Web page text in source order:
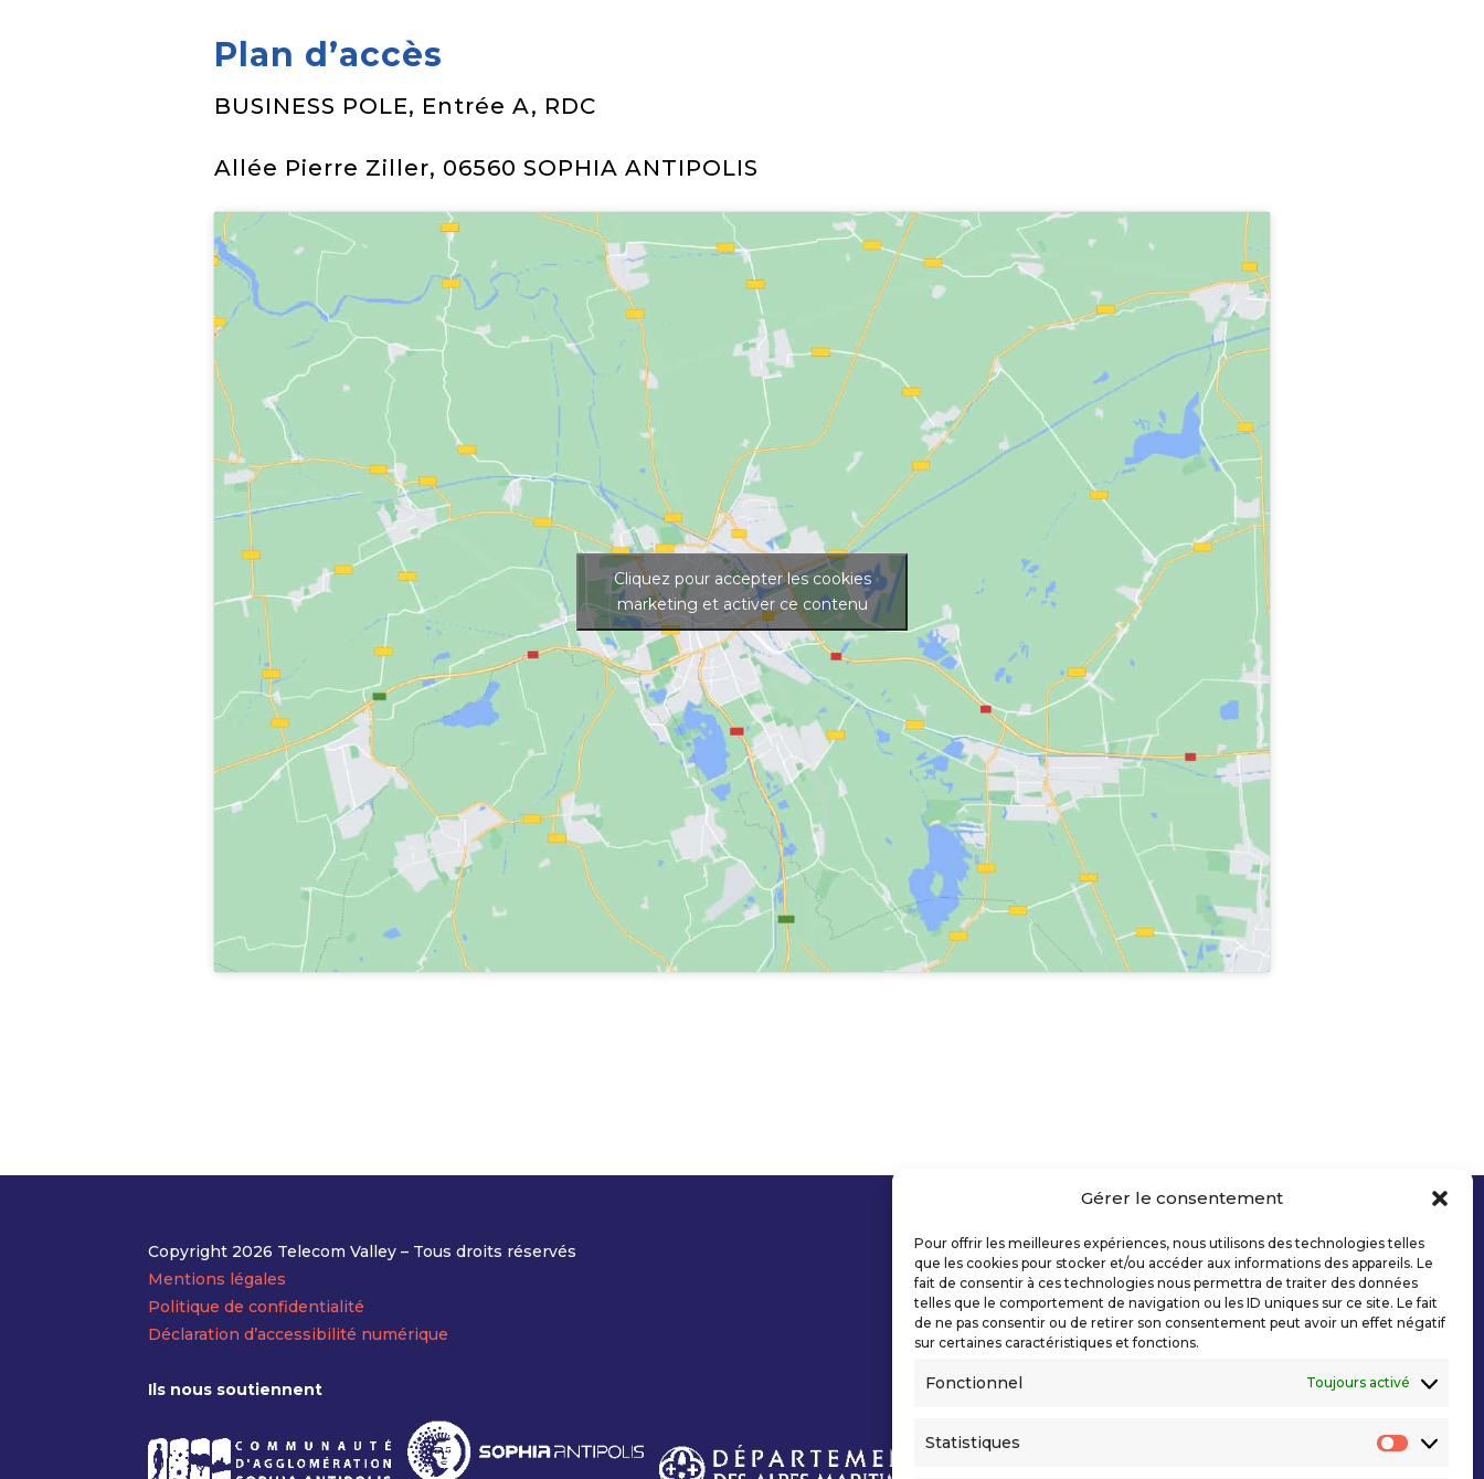
Gérer le consentement
Pour offrir les meilleures expériences, nous utilisons des technologies telles
que les cookies pour stocker et/ou accéder aux informations des appareils. Le
fait de consentir à ces technologies nous permettra de traiter des données
telles que le comportement de navigation ou les ID uniques sur ce site. Le fait
de ne pas consentir ou de retirer son consentement peut avoir un effet négatif
sur certaines caractéristiques et fonctions.
Fonctionnel Toujours activé
Statistiques
Plan d’accès
BUSINESS POLE, Entrée A, RDC
Allée Pierre Ziller, 06560 SOPHIA ANTIPOLIS
Cliquez pour accepter les cookies
marketing et activer ce contenu
Copyright 2026 Telecom Valley – Tous droits réservés
Mentions légales
Politique de confidentialité
Déclaration d’accessibilité numérique
Ils nous soutiennent